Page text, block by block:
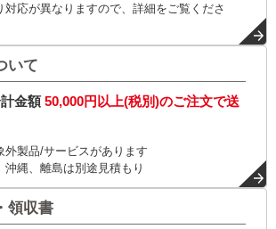
対応が異なりますので、詳細をご覧くださ
いて
金額50,000円以上(税別)のご注文で送
製品/サービスがあります
縄、離島は別途見積もり
領収書